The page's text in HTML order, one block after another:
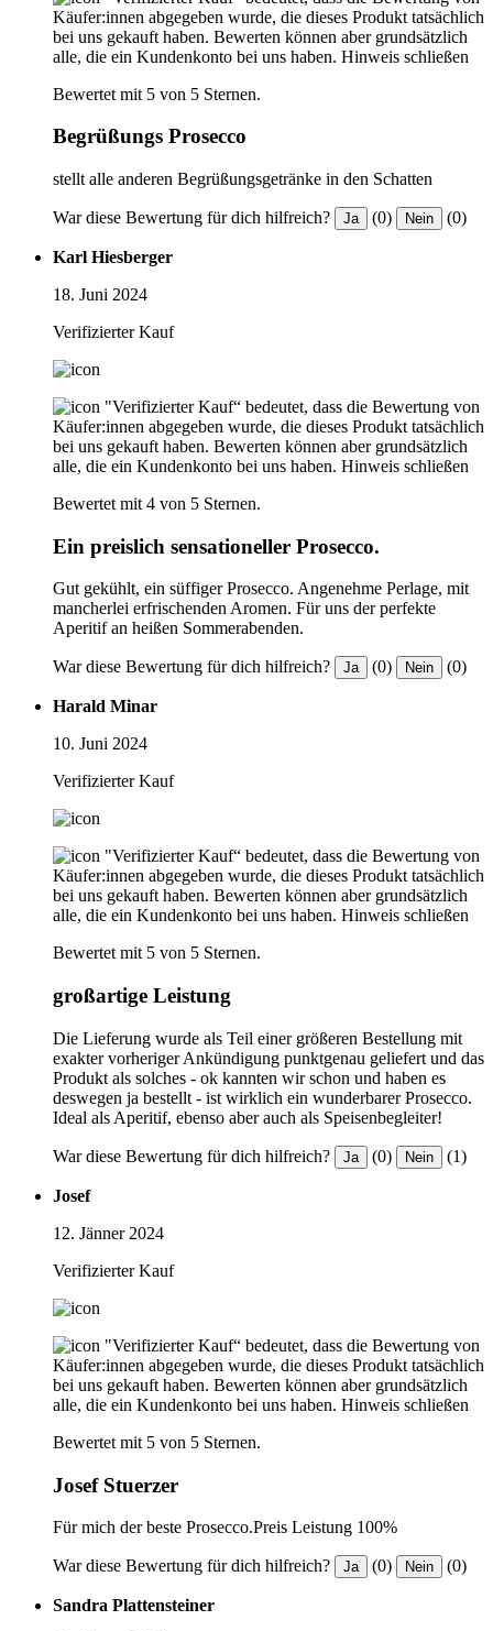
Käufer:innen abgegeben wurde, die dieses Produkt tatsächlich
bei uns gekauft haben. Bewerten können aber grundsätzlich
alle, die ein Kundenkonto bei uns haben. Hinweis schließen
Bewertet mit 5 von 5 Sternen.
Begrüßungs Prosecco
stellt alle anderen Begrüßungsgetränke in den Schatten
War diese Bewertung für dich hilfreich? Ja (0) Nein (0)
Karl Hiesberger
18. Juni 2024
Verifizierter Kauf
"Verifizierter Kauf“ bedeutet, dass die Bewertung von
Käufer:innen abgegeben wurde, die dieses Produkt tatsächlich
bei uns gekauft haben. Bewerten können aber grundsätzlich
alle, die ein Kundenkonto bei uns haben. Hinweis schließen
Bewertet mit 4 von 5 Sternen.
Ein preislich sensationeller Prosecco.
Gut gekühlt, ein süffiger Prosecco. Angenehme Perlage, mit
mancherlei erfrischenden Aromen. Für uns der perfekte
Aperitif an heißen Sommerabenden.
War diese Bewertung für dich hilfreich? Ja (0) Nein (0)
Harald Minar
10. Juni 2024
Verifizierter Kauf
"Verifizierter Kauf“ bedeutet, dass die Bewertung von
Käufer:innen abgegeben wurde, die dieses Produkt tatsächlich
bei uns gekauft haben. Bewerten können aber grundsätzlich
alle, die ein Kundenkonto bei uns haben. Hinweis schließen
Bewertet mit 5 von 5 Sternen.
großartige Leistung
Die Lieferung wurde als Teil einer größeren Bestellung mit
exakter vorheriger Ankündigung punktgenau geliefert und das
Produkt als solches - ok kannten wir schon und haben es
deswegen ja bestellt - ist wirklich ein wunderbarer Prosecco.
Ideal als Aperitif, ebenso aber auch als Speisenbegleiter!
War diese Bewertung für dich hilfreich? Ja (0) Nein (1)
Josef
12. Jänner 2024
Verifizierter Kauf
"Verifizierter Kauf“ bedeutet, dass die Bewertung von
Käufer:innen abgegeben wurde, die dieses Produkt tatsächlich
bei uns gekauft haben. Bewerten können aber grundsätzlich
alle, die ein Kundenkonto bei uns haben. Hinweis schließen
Bewertet mit 5 von 5 Sternen.
Josef Stuerzer
Für mich der beste Prosecco.Preis Leistung 100%
War diese Bewertung für dich hilfreich? Ja (0) Nein (0)
Sandra Plattensteiner